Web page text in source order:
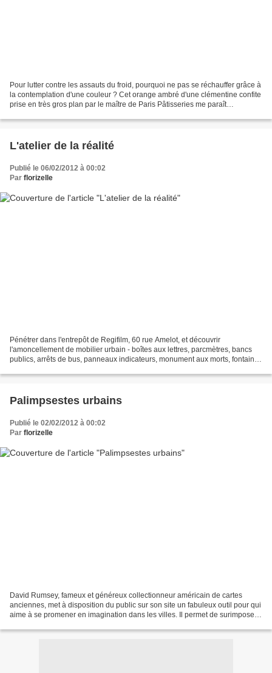
Pour lutter contre les assauts du froid, pourquoi ne pas se réchauffer grâce à
la contemplation d'une couleur ? Cet orange ambré d'une clémentine confite
prise en très gros plan par le maître de Paris Pâtisseries me paraît
L'atelier de la réalité
Publié le 06/02/2012 à 00:02
Par florizelle
Pénétrer dans l'entrepôt de Regifilm, 60 rue Amelot, et découvrir
l'amoncellement de mobilier urbain - boîtes aux lettres, parcmètres, bancs
publics, arrêts de bus, panneaux indicateurs, monument aux morts, fontaines
Palimpsestes urbains
Publié le 02/02/2012 à 00:02
Par florizelle
David Rumsey, fameux et généreux collectionneur américain de cartes
anciennes, met à disposition du public sur son site un fabuleux outil pour qui
aime à se promener en imagination dans les villes. Il permet de surimposer